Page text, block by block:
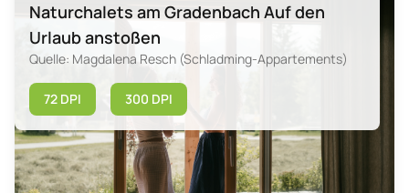
Naturchalets am Gradenbach Auf den
Urlaub anstoßen
Quelle: Magdalena Resch (Schladming-Appartements)
72 DPI 300 DPI